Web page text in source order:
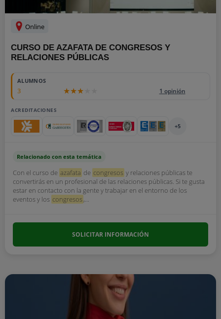
Online
CURSO DE AZAFATA DE CONGRESOS Y
RELACIONES PÚBLICAS
ALUMNOS
3 1 opinión
ACREDITACIONES
+5
Relacionado con esta temática
Con el curso de azafata de congresos y relaciones públicas te
convertirás en un profesional de las relaciones públicas. Si te gusta
estar en contacto con la gente y trabajar en el entorno de los
eventos y los congresos,...
SOLICITAR INFORMACIÓN